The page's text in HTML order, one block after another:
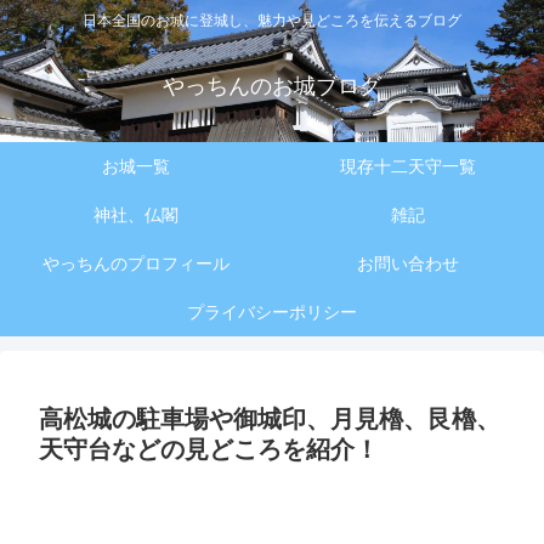
日本全国のお城に登城し、魅力や見どころを伝えるブログ
やっちんのお城ブログ
お城一覧 現存十二天守一覧
神社、仏閣 雑記
やっちんのプロフィール お問い合わせ
プライバシーポリシー
高松城の駐車場や御城印、月見櫓、艮櫓、
天守台などの見どころを紹介！